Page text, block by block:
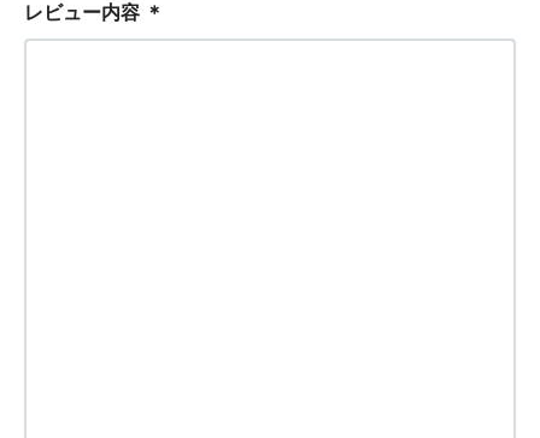
レビュー内容 ＊